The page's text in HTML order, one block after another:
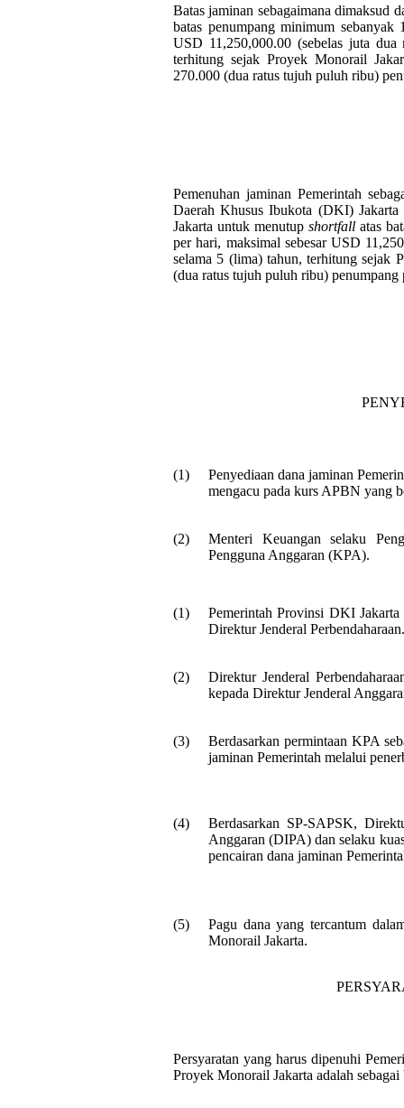
Batas jaminan sebagaimana dimaksud
batas penumpang minimum sebanyak
USD 11,250,000.00 (sebelas juta
terhitung sejak Proyek Monorail
270.000 (dua ratus tujuh puluh ribu)
Pemenuhan jaminan Pemerintah
Daerah Khusus Ibukota (DKI)
Jakarta untuk menutup shortfall atas
per hari, maksimal sebesar USD
selama 5 (lima) tahun, terhitung sejak
(dua ratus tujuh puluh ribu) penumpang
(1)
Penyediaan dana jaminan
mengacu pada kurs APBN yang
(2)
Menteri Keuangan selaku
Pengguna Anggaran (KPA).
(1)
Pemerintah Provinsi DKI Jakarta
Direktur Jenderal Perbendaharaan.
(2)
Direktur Jenderal
kepada Direktur Jenderal
(3)
Berdasarkan permintaan KPA
jaminan Pemerintah melalui
(4)
Berdasarkan SP-SAPSK,
Anggaran (DIPA) dan selaku
pencairan dana jaminan
(5)
Pagu dana yang tercantum
Monorail Jakarta.
Persyaratan yang harus dipenuhi
Proyek Monorail Jakarta adalah